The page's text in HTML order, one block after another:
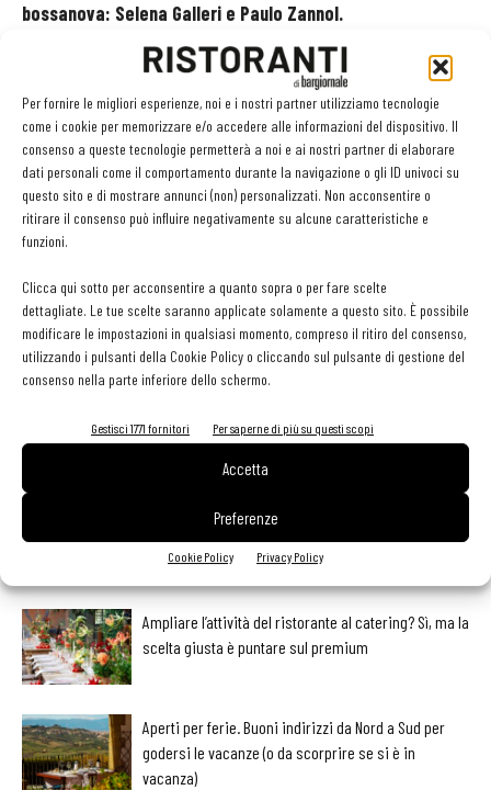
Per fornire le migliori esperienze, noi e i nostri partner utilizziamo tecnologie
come i cookie per memorizzare e/o accedere alle informazioni del dispositivo. Il
consenso a queste tecnologie permetterà a noi e ai nostri partner di elaborare
dati personali come il comportamento durante la navigazione o gli ID univoci su
questo sito e di mostrare annunci (non) personalizzati. Non acconsentire o
ritirare il consenso può influire negativamente su alcune caratteristiche e
funzioni.
Clicca qui sotto per acconsentire a quanto sopra o per fare scelte
dettagliate. Le tue scelte saranno applicate solamente a questo sito. È possibile
modificare le impostazioni in qualsiasi momento, compreso il ritiro del consenso,
utilizzando i pulsanti della Cookie Policy o cliccando sul pulsante di gestione del
consenso nella parte inferiore dello schermo.
Gestisci 1771 fornitori Per saperne di più su questi scopi
Accetta
Preferenze
Cookie Policy Privacy Policy
bossanova: Selena Galleri e Paulo Zannol.
Selena Galleri e Paulo Zannol sono musicisti di estrazione
jazzistica con la passione della musica popolare brasiliana. Paulo,
originario di Porto Alegre, si trasferisce in Italia nel 2003 portando
con sé il bagaglio culturale e musicale delle proprie origini, Selena
si innamora della Bossa Nova a 17 anni e decide di approfondire
studiando anche in Brasile. La collaborazione fra i due nasce nel
2020 grazie a un progetto di tesi in Conservatorio sulla musica
formazioni differenti ma con lo stesso denominatore comune: il
Brasile.
Ampliare l’attività del ristorante al catering? Sì, ma la
scelta giusta è puntare sul premium
Aperti per ferie. Buoni indirizzi da Nord a Sud per
godersi le vacanze (o da scorprire se si è in
vacanza)